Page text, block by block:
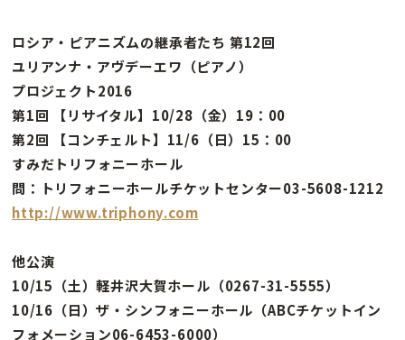
ロシア・ピアニズムの継承者たち 第12回
ユリアンナ・アヴデーエワ（ピアノ）
プロジェクト2016
第1回 【リサイタル】10/28（金）19：00
第2回 【コンチェルト】11/6（日）15：00
すみだトリフォニーホール
問：トリフォニーホールチケットセンター03-5608-1212
http://www.triphony.com
他公演
10/15（土）軽井沢大賀ホール（0267-31-5555）
10/16（日）ザ・シンフォニーホール（ABCチケットイン
フォメーション06-6453-6000）